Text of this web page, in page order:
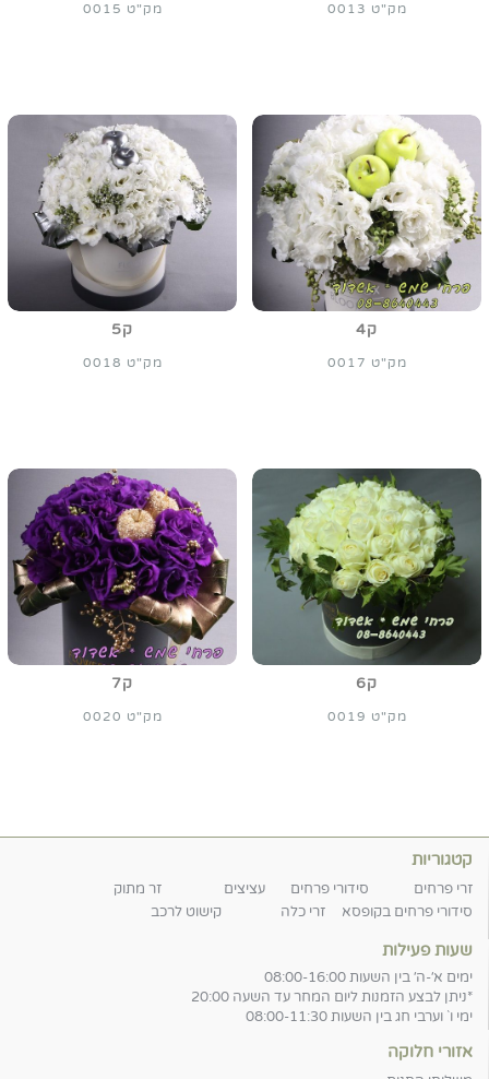
מק"ט 0013 מק"ט 0015
ק4
מק"ט 0017
ק5
מק"ט 0018
ק6
מק"ט 0019
ק7
מק"ט 0020
קטגוריות
זרי פרחים סידורי פרחים עציצים
זר מתוק
סידורי פרחים בקופסא
זרי כלה קישוט לרכב
שעות פעילות
ימים א׳-ה׳ בין השעות 08:00-16:00
*ניתן לבצע הזמנות ליום המחר עד השעה 20:00
ימי ו` וערבי חג בין השעות 08:00-11:30
אזורי חלוקה